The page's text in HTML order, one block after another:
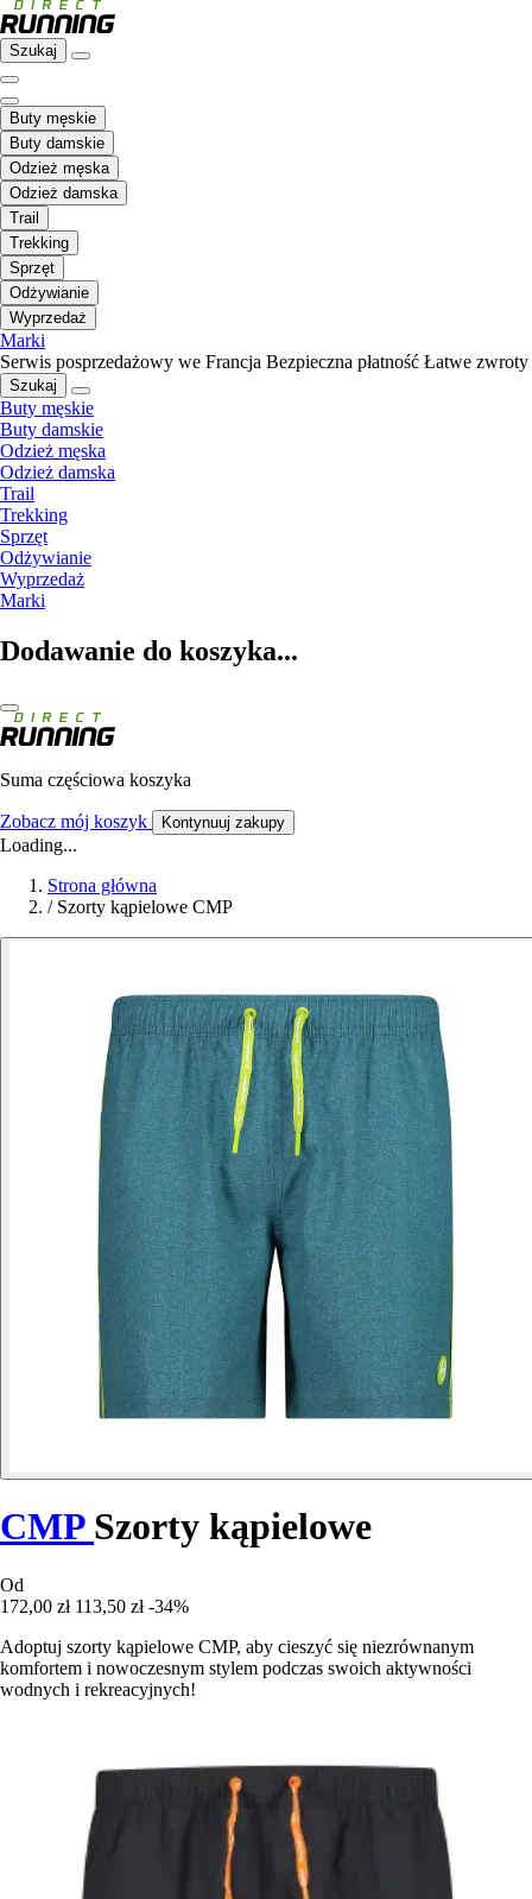
Szukaj
Buty męskie
Buty damskie
Odzież męska
Odzież damska
Trail
Trekking
Sprzęt
Odżywianie
Wyprzedaż
Marki
Serwis posprzedażowy we Francja Bezpieczna płatność Łatwe zwroty
Szukaj
Buty męskie
Buty damskie
Odzież męska
Odzież damska
Trail
Trekking
Sprzęt
Odżywianie
Wyprzedaż
Marki
Dodawanie do koszyka...
Suma częściowa koszyka
Zobacz mój koszyk Kontynuuj zakupy
Loading...
Strona główna
/ Szorty kąpielowe CMP
CMP Szorty kąpielowe
Od
172,00 zł 113,50 zł -34%
Adoptuj szorty kąpielowe CMP, aby cieszyć się niezrównanym
komfortem i nowoczesnym stylem podczas swoich aktywności
wodnych i rekreacyjnych!